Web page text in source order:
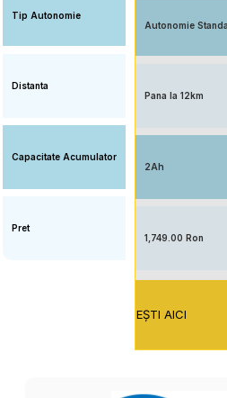
Tip Autonomie
Distanta
Capacitate Acumulator
Pret
Autonomie
Pana la 12km
2Ah
1,749.00 Ron
EŞTI AICI